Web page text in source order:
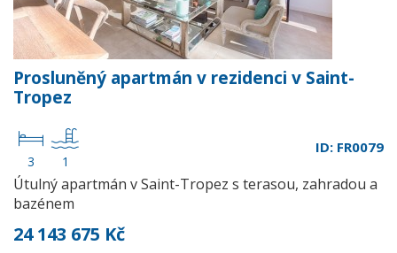
Prosluněný apartmán v rezidenci v Saint-
Tropez
3 1
ID: FR0079
Útulný apartmán v Saint-Tropez s terasou, zahradou a
bazénem
24 143 675 Kč